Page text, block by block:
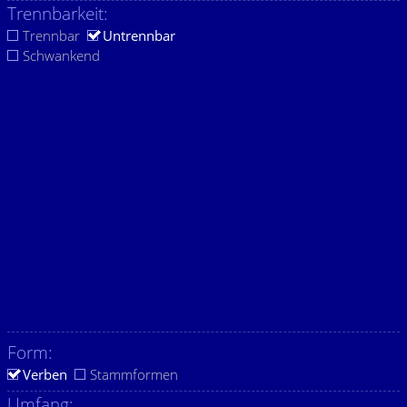
Trennbarkeit:
Trennbar
Untrennbar
Schwankend
Form:
Verben Stammformen